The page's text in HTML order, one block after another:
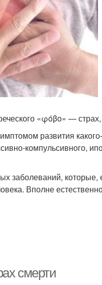
«φόβο» —
развития
компульсивного,
заболеваний, которые,
Вполне
смерти